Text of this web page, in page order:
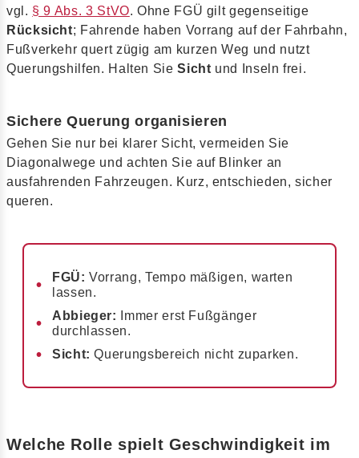
vgl. § 9 Abs. 3 StVO. Ohne FGÜ gilt gegenseitige
Rücksicht; Fahrende haben Vorrang auf der Fahrbahn,
Fußverkehr quert zügig am kurzen Weg und nutzt
Querungshilfen. Halten SieSicht und Inseln frei.
Sichere Querung organisieren
Gehen Sie nur bei klarer Sicht, vermeiden Sie
Diagonalwege und achten Sie auf Blinker an
ausfahrenden Fahrzeugen. Kurz, entschieden, sicher
queren.
FGÜ: Vorrang, Tempo mäßigen, warten
lassen.
Abbieger:
Immer erst Fußgänger
durchlassen.
Sicht: Querungsbereich nicht zuparken.
Welche Rolle spielt Geschwindigkeit im